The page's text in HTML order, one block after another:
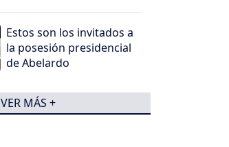
Estos son los invitados a
la posesión presidencial
de Abelardo
VER MÁS +